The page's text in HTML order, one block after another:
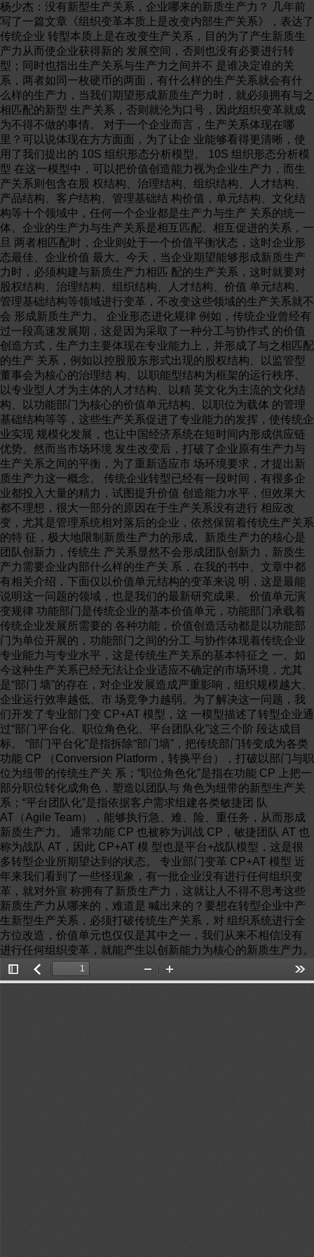
杨少杰：没有新型生产关系，企业哪来的新质生产力？ 几年前
写了一篇文章《组织变革本质上是改变内部生产关系》，表达了
传统企业 转型本质上是在改变生产关系，目的为了产生新质生
产力从而使企业获得新的 发展空间，否则也没有必要进行转
型；同时也指出生产关系与生产力之间并不 是谁决定谁的关
系，两者如同一枚硬币的两面，有什么样的生产关系就会有什
么样的生产力，当我们期望形成新质生产力时，就必须拥有与之
相匹配的新型 生产关系，否则就沦为口号，因此组织变革就成
为不得不做的事情。 对于一个企业而言，生产关系体现在哪
里？可以说体现在方方面面，为了让企 业能够看得更清晰，使
用了我们提出的 10S 组织形态分析模型。 10S 组织形态分析模
型 在这一模型中，可以把价值创造能力视为企业生产力，而生
产关系则包含在股 权结构、治理结构、组织结构、人才结构、
产品结构、客户结构、管理基础结 构价值，单元结构、文化结
构等十个领域中，任何一个企业都是生产力与生产 关系的统一
体。企业的生产力与生产关系是相互匹配、相互促进的关系，一
旦 两者相匹配时，企业则处于一个价值平衡状态，这时企业形
态最佳、企业价值 最大。今天，当企业期望能够形成新质生产
力时，必须构建与新质生产力相匹 配的生产关系，这时就要对
股权结构、治理结构、组织结构、人才结构、价值 单元结构、
管理基础结构等领域进行变革，不改变这些领域的生产关系就不
会 形成新质生产力。 企业形态进化规律 例如，传统企业曾经有
过一段高速发展期，这是因为采取了一种分工与协作式 的价值
创造方式，生产力主要体现在专业能力上，并形成了与之相匹配
的生产 关系，例如以控股股东形式出现的股权结构、以监管型
董事会为核心的治理结 构、以职能型结构为框架的运行秩序、
以专业型人才为主体的人才结构、以精 英文化为主流的文化结
构、以功能部门为核心的价值单元结构、以职位为载体 的管理
基础结构等等，这些生产关系促进了专业能力的发挥，使传统企
业实现 规模化发展，也让中国经济系统在短时间内形成供应链
优势。然而当市场环境 发生改变后，打破了企业原有生产力与
生产关系之间的平衡，为了重新适应市 场环境要求，才提出新
质生产力这一概念。 传统企业转型已经有一段时间，有很多企
业都投入大量的精力，试图提升价值 创造能力水平，但效果大
都不理想，很大一部分的原因在于生产关系没有进行 相应改
变，尤其是管理系统相对落后的企业，依然保留着传统生产关系
的特 征，极大地限制新质生产力的形成。新质生产力的核心是
团队创新力，传统生 产关系显然不会形成团队创新力，新质生
产力需要企业内部什么样的生产关 系，在我的书中、文章中都
有相关介绍，下面仅以价值单元结构的变革来说 明，这是最能
说明这一问题的领域，也是我们的最新研究成果。 价值单元演
变规律 功能部门是传统企业的基本价值单元，功能部门承载着
传统企业发展所需要的 各种功能，价值创造活动都是以功能部
门为单位开展的，功能部门之间的分工 与协作体现着传统企业
专业能力与专业水平，这是传统生产关系的基本特征之 一。如
今这种生产关系已经无法让企业适应不确定的市场环境，尤其
是“部门 墙”的存在，对企业发展造成严重影响，组织规模越大、
企业运行效率越低、市 场竞争力越弱。为了解决这一问题，我
们开发了专业部门变 CP+AT 模型，这 一模型描述了转型企业通
过“部门平台化、职位角色化、平台团队化”这三个阶 段达成目
标。 “部门平台化”是指拆除“部门墙”，把传统部门转变成为各类
功能 CP （Conversion Platform，转换平台），打破以部门与职
位为纽带的传统生产关 系；“职位角色化”是指在功能 CP 上把一
部分职位转化成角色，塑造以团队与 角色为纽带的新型生产关
系；“平台团队化”是指依据客户需求组建各类敏捷团 队
AT（Agile Team），能够执行急、难、险、重任务，从而形成
新质生产力。 通常功能 CP 也被称为训战 CP，敏捷团队 AT 也
称为战队 AT，因此 CP+AT 模 型也是平台+战队模型，这是很
多转型企业所期望达到的状态。 专业部门变革 CP+AT 模型 近
年来我们看到了一些怪现象，有一批企业没有进行任何组织变
革，就对外宣 称拥有了新质生产力，这就让人不得不思考这些
新质生产力从哪来的，难道是 喊出来的？要想在转型企业中产
生新型生产关系，必须打破传统生产关系，对 组织系统进行全
方位改造，价值单元也仅仅是其中之一，我们从来不相信没有
进行任何组织变革，就能产生以创新能力为核心的新质生产力。
Toggle返
Zoom